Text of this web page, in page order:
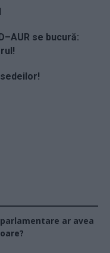
se bucură:
ar avea